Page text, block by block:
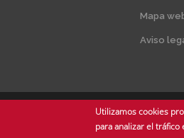
Mapa
Aviso
© Copyright 2025 Universidad
Utilizamos cookies
para analizar el